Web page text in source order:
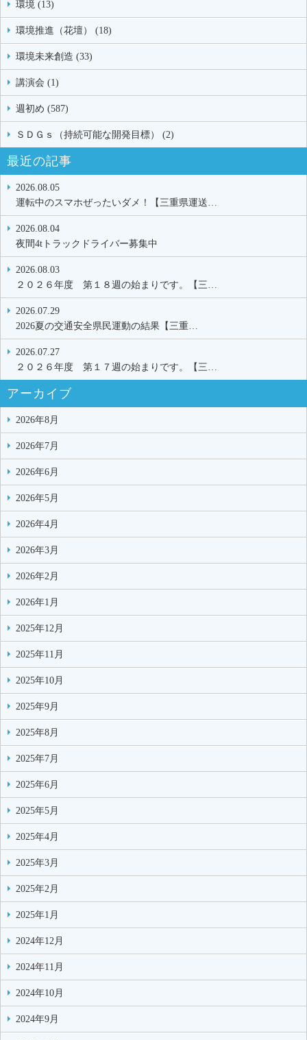
環境 (13)
環境推進（花壇） (18)
環境未来創造 (33)
講演会 (1)
週初め (587)
ＳＤＧｓ（持続可能な開発目標） (2)
最近の記事
2026.08.05
運転中のスマホぜったいダメ！【三重県運送…
2026.08.04
夜間4tトラックドライバー募集中
2026.08.03
２０２６年度 第１８週の始まりです。【三…
2026.07.29
2026夏の交通安全県民運動の結果【三重…
2026.07.27
２０２６年度 第１７週の始まりです。【三…
アーカイブ
2026年8月
2026年7月
2026年6月
2026年5月
2026年4月
2026年3月
2026年2月
2026年1月
2025年12月
2025年11月
2025年10月
2025年9月
2025年8月
2025年7月
2025年6月
2025年5月
2025年4月
2025年3月
2025年2月
2025年1月
2024年12月
2024年11月
2024年10月
2024年9月